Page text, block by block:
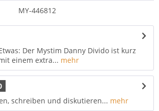
MY-446812
Der Mystim Danny Divido ist kurz
einem extra... mehr
schreiben und diskutieren... mehr